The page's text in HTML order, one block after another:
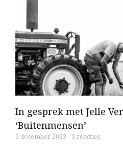
In gesprek met Jelle
‘Buitenmensen’
5 december 2023 3 reacties